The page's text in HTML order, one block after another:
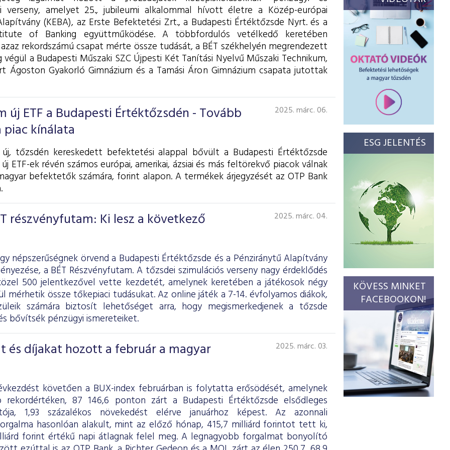
verseny, amelyet 25., jubileumi alkalommal hívott életre a Közép-európai
(KEBA), az Erste Befektetési Zrt., a Budapesti Értéktőzsde Nyrt. és a
of Banking együttműködése. A többfordulós vetélkedő keretében
rekordszámú csapat mérte össze tudását, a BÉT székhelyén megrendezett
a Budapesti Műszaki SZC Újpesti Két Tanítási Nyelvű Műszaki Technikum,
Ágoston Gyakorló Gimnázium és a Tamási Áron Gimnázium csapata jutottak
új ETF a Budapesti Értéktőzsdén - Tovább
piac kínálata
2025. márc. 06.
új, tőzsdén kereskedett befektetési alappal bővült a Budapesti Értéktőzsde
új ETF-ek révén számos európai, amerikai, ázsiai és más feltörekvő piacok válnak
befektetők számára, forint alapon. A termékek árjegyzését az OTP Bank
részvényfutam: Ki lesz a következő 2025. márc. 04.
népszerűségnek örvend a Budapesti Értéktőzsde és a Pénziránytű Alapítvány
a BÉT Részvényfutam. A tőzsdei szimulációs verseny nagy érdeklődés
500 jelentkezővel vette kezdetét, amelynek keretében a játékosok négy
mérhetik össze tőkepiaci tudásukat. Az online játék a 7-14. évfolyamos diákok,
számára biztosít lehetőséget arra, hogy megismerkedjenek a tőzsde
bővítsék pénzügyi ismereteiket.
és díjakat hozott a február a magyar 2025. márc. 03.
követően a BUX-index februárban is folytatta erősödését, amelynek
rekordértéken, 87 146,6 ponton zárt a Budapesti Értéktőzsde elsődleges
1,93 százalékos növekedést elérve januárhoz képest. Az azonnali
hasonlóan alakult, mint az előző hónap, 415,7 milliárd forintot tett ki,
forint értékű napi átlagnak felel meg. A legnagyobb forgalmat bonyolító
ESG JELENTÉS
KÖVESS MINKET
FACEBOOKON!